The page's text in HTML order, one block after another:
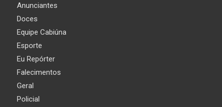
Anunciantes
Doces
Equipe Cabiúna
Esporte
Eu Repórter
Falecimentos
Geral
Policial